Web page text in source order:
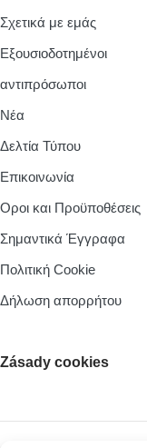
Σχετικά με εμάς
Εξουσιοδοτημένοι
αντιπρόσωποι
Νέα
Δελτία Τύπου
Επικοινωνία
Οροι και Προϋποθέσεις
Σημαντικά Έγγραφα
Πολιτική Cookie
Δήλωση απορρήτου
Zásady cookies